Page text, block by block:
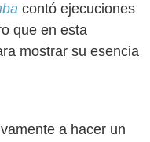
contó ejecuciones
que en esta
mostrar su esencia
a hacer un